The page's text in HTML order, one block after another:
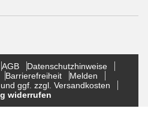
AGB
Datenschutzhinweise
Barrierefreiheit
Melden
ggf. zzgl. Versandkosten
widerrufen